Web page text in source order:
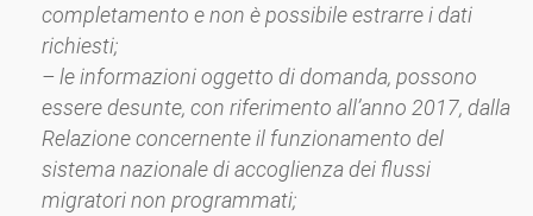
completamento e non è possibile estrarre i dati
richiesti;
– le informazioni oggetto di domanda, possono
essere desunte, con riferimento all’anno 2017, dalla
Relazione concernente il funzionamento del
sistema nazionale di accoglienza dei flussi
migratori non programmati;